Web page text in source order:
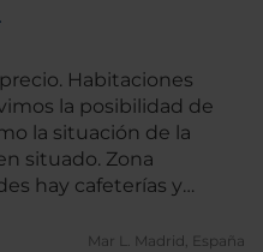
Habitaciones
la posibilidad de
la situación de la
situado. Zona
hay cafeterías y
al centro.
Mar L. Madrid, España